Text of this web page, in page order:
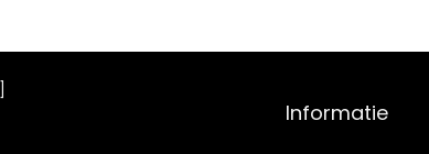
Informatie